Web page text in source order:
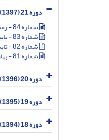
دوره 21 (1397)
شماره 84 - زمستان 97
شماره 83 - پاییز 97
شماره 82 - تابستان 97
شماره 81 - بهار 97
دوره 20 (1396)
دوره 19 (1395)
دوره 18 (1394)